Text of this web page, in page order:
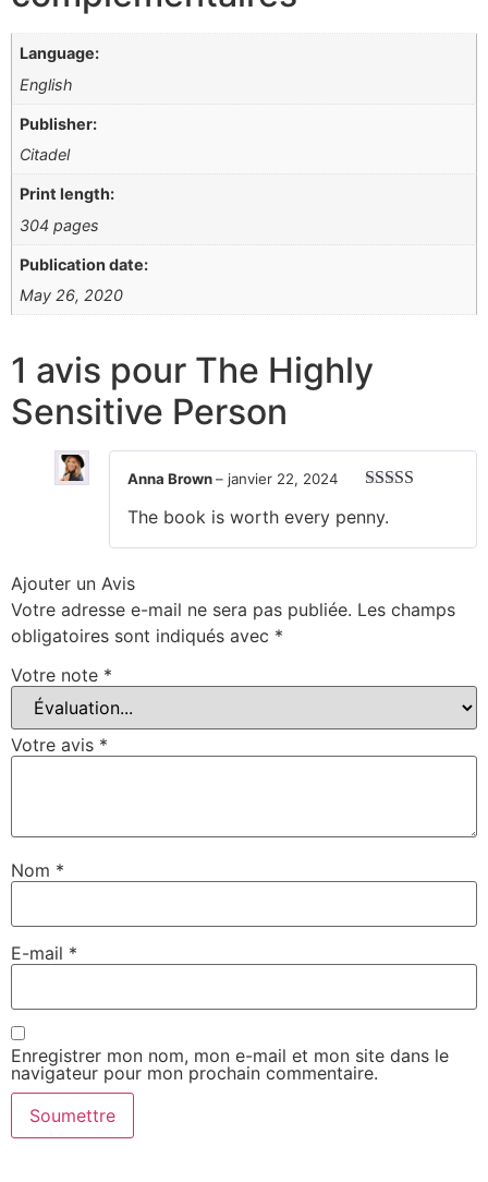
Language:
English
Publisher:
Citadel
Print length:
304 pages
Publication date:
May 26, 2020
1 avis pour The Highly
Sensitive Person
Anna Brown– janvier 22, 2024
The book is worth every penny.
Ajouter un Avis
Votre adresse e-mail ne sera pas publiée. Les champs
obligatoires sont indiqués avec *
Votre note *
Votre avis *
Nom *
E-mail *
Enregistrer mon nom, mon e-mail et mon site dans le
navigateur pour mon prochain commentaire.